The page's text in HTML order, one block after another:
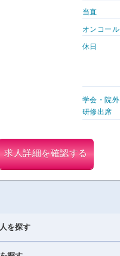
当直
オンコール
休日
学会・院外
研修出席
求人詳細を確認する
を探す